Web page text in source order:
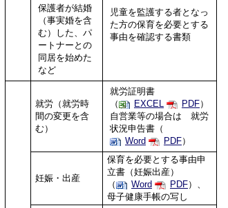
保護者が結婚
（事実婚を含
む）した、パ
ートナーとの
同居を始めた
など
児童を監護する者となっ
た方の保育を必要とする
事由を確認する書類
就労（就労時
間の変更を含
む）
就労証明書
（
EXCEL PDF）
自営業等の場合は 就労
状況申告書（
Word
PDF）
妊娠・出産
保育を必要とする事由申
立書（妊娠出産）
（
Word PDF）、
母子健康手帳の写し